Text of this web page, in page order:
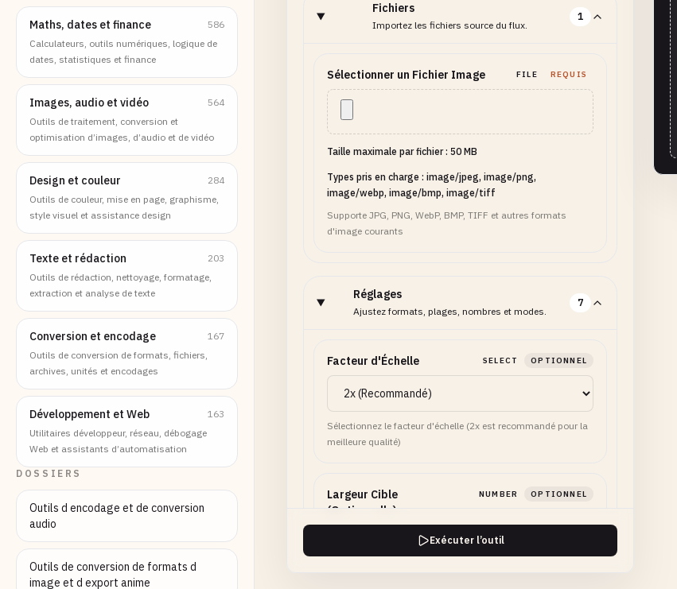
Maths, dates et finance
586
Calculateurs, outils numériques, logique de
dates, statistiques et finance
Images, audio et vidéo
564
Outils de traitement, conversion et
optimisation d’images, d’audio et de vidéo
Design et couleur
284
Outils de couleur, mise en page, graphisme,
style visuel et assistance design
Texte et rédaction
203
Outils de rédaction, nettoyage, formatage,
extraction et analyse de texte
Conversion et encodage
167
Outils de conversion de formats, fichiers,
archives, unités et encodages
Développement et Web
163
Utilitaires développeur, réseau, débogage
Web et assistants d’automatisation
DOSSIERS
Outils d encodage et de conversion
audio
Outils de conversion de formats d
image et d export anime
Fichiers
Importez les fichiers source du flux.
1
Sélectionner un Fichier Image FILE REQUIS
Taille maximale par fichier : 50 MB
Types pris en charge : image/jpeg, image/png,
image/webp, image/bmp, image/tiff
Supporte JPG, PNG, WebP, BMP, TIFF et autres formats
d'image courants
Réglages
Ajustez formats, plages, nombres et modes.
7
Facteur d'Échelle SELECT OPTIONNEL
Sélectionnez le facteur d'échelle (2x est recommandé pour la
meilleure qualité)
Largeur Cible
(Optionnelle)
NUMBER OPTIONNEL
Exécuter l’outil